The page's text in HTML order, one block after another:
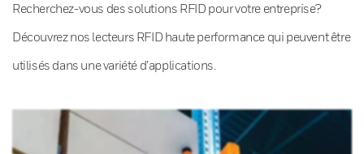
Recherchez-vous des solutions RFID pour votre entreprise?
Découvrez nos lecteurs RFID haute performance qui peuvent être
utilisés dans une variété d’applications.